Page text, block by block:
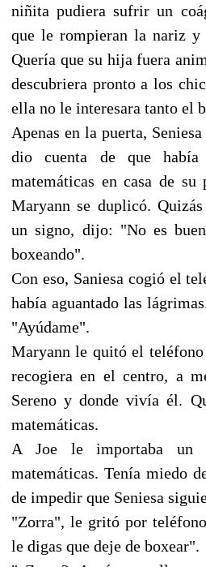
niñita pudiera sufrir un
que le rompieran la nariz y
Quería que su hija fuera
descubriera pronto a los
ella no le interesara tanto el
Apenas en la puerta,
dio cuenta de que
matemáticas en casa de su
Maryann se duplicó.
un signo, dijo: "No es
boxeando".
Con eso, Saniesa cogió el
había aguantado las
"Ayúdame".
Maryann le quitó el
recogiera en el centro, a
Sereno y donde vivía él.
matemáticas.
A Joe le importaba un
matemáticas. Tenía miedo
de impedir que Seniesa
"Zorra", le gritó por
le digas que deje de boxear".